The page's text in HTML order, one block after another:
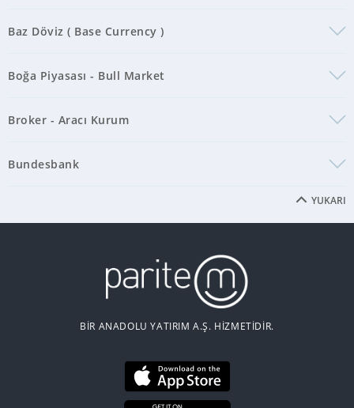
Baz Döviz ( Base Currency )
Boğa Piyasası - Bull Market
Broker - Aracı Kurum
Bundesbank
YUKARI
BİR ANADOLU YATIRIM A.Ş. HİZMETİDİR.